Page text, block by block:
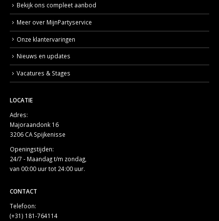
Bekijk ons compleet aanbod
Meer over MijnPartyservice
Onze klantervaringen
Nieuws en updates
Vacatures & Stages
LOCATIE
Adres:
Majoraandonk 16
3206 CA Spijkenisse
Openingstijden:
24/7 - Maandag t/m zondag,
van 00:00 uur tot 24:00 uur.
CONTACT
Telefoon:
(+31) 181-764114